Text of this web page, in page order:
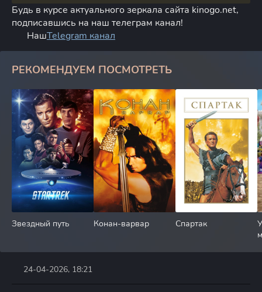
Будь в курсе актуального зеркала сайта kinogo.net,
подписавшись на наш телеграм канал!
НашTelegram канал
РЕКОМЕНДУЕМ ПОСМОТРЕТЬ
Звездный путь Конан-варвар Спартак
24-04-2026, 18:21